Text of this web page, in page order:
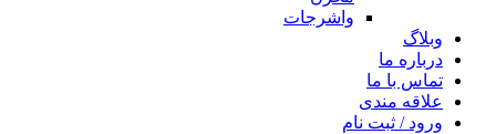
واشرجات
وبلاگ
درباره ما
تماس با ما
علاقه مندی
ورود / ثبت نام